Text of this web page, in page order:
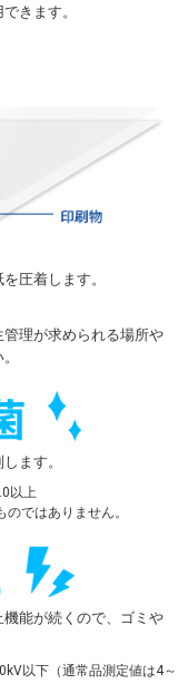
きます。
圧着します。
理が求められる場所や
ます。
以上
ではありません。
能が続くので、ゴミや
以下（通常品測定値は4～